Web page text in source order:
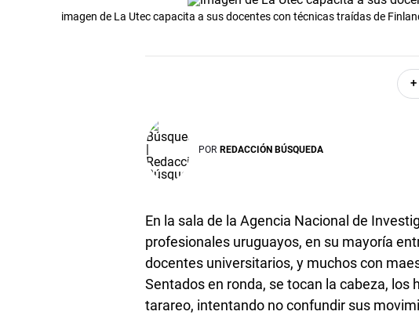
imagen de La Utec capacita a sus docentes con técnicas traídas de
POR REDACCIÓN BÚSQUEDA
En la sala de la Agencia Nacional de
profesionales uruguayos, en su mayoría
docentes universitarios, y muchos con
Sentados en ronda, se tocan la cabeza, los
tarareo, intentando no confundir sus